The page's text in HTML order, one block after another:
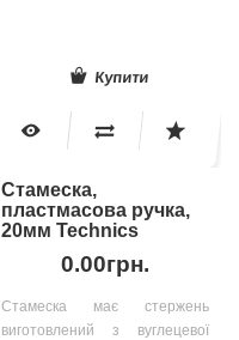
Купити
Стамеска,
пластмасова ручка,
20мм Technics
0.00грн.
Стамеска має стержень
виготовлений з вуглецевої